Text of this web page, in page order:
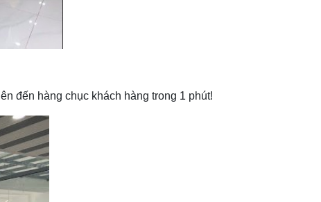
lên đến hàng chục khách hàng trong 1 phút!